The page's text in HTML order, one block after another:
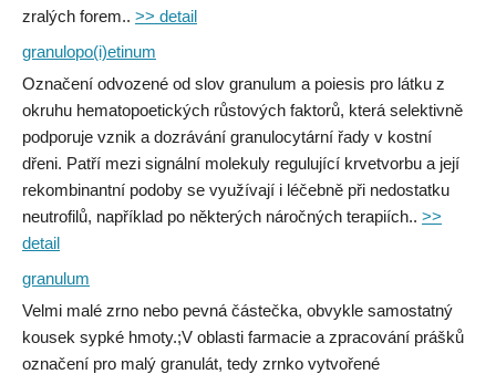
zralých forem.. >> detail
granulopo(i)etinum
Označení odvozené od slov granulum a poiesis pro látku z
okruhu hematopoetických růstových faktorů, která selektivně
podporuje vznik a dozrávání granulocytární řady v kostní
dřeni. Patří mezi signální molekuly regulující krvetvorbu a její
rekombinantní podoby se využívají i léčebně při nedostatku
neutrofilů, například po některých náročných terapiích.. >>
detail
granulum
Velmi malé zrno nebo pevná částečka, obvykle samostatný
kousek sypké hmoty.;V oblasti farmacie a zpracování prášků
označení pro malý granulát, tedy zrnko vytvořené